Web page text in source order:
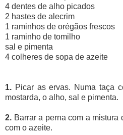
4 dentes de alho picados
2 hastes de alecrim
1 raminhos de orégãos frescos
1 raminho de tomilho
sal e pimenta
4 colheres de sopa de azeite
1. Picar as ervas. Numa taça
mostarda, o alho, sal e pimenta.
2. Barrar a perna com a
com o azeite.